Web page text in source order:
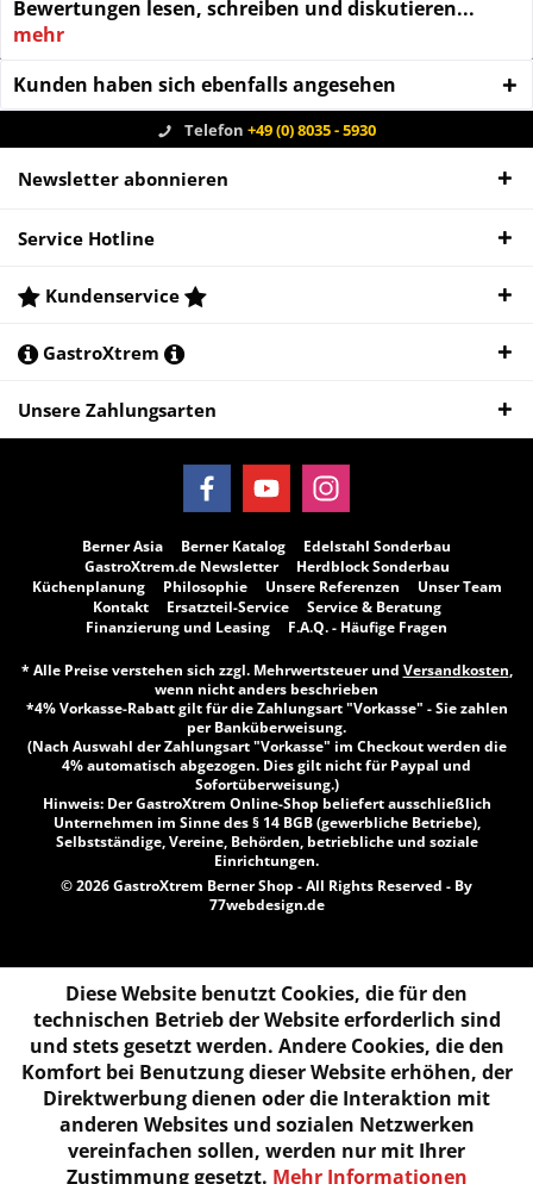
Bewertungen lesen, schreiben und diskutieren...
mehr
Kunden haben sich ebenfalls angesehen
Telefon +49 (0) 8035 - 5930
Newsletter abonnieren
Service Hotline
Kundenservice
GastroXtrem
Unsere Zahlungsarten
Berner Asia Berner Katalog
Edelstahl Sonderbau
GastroXtrem.de Newsletter
Herdblock Sonderbau
Küchenplanung
Philosophie Unsere Referenzen
Unser Team
Kontakt
Ersatzteil-Service
Service & Beratung
Finanzierung und Leasing
F.A.Q. - Häufige Fragen
* Alle Preise verstehen sich zzgl. Mehrwertsteuer und Versandkosten,
wenn nicht anders beschrieben
*4% Vorkasse-Rabatt gilt für die Zahlungsart "Vorkasse" - Sie zahlen
per Banküberweisung.
(Nach Auswahl der Zahlungsart "Vorkasse" im Checkout werden die
4% automatisch abgezogen. Dies gilt nicht für Paypal und
Sofortüberweisung.)
Hinweis: Der GastroXtrem Online-Shop beliefert ausschließlich
Unternehmen im Sinne des § 14 BGB (gewerbliche Betriebe),
Selbstständige, Vereine, Behörden, betriebliche und soziale
Einrichtungen.
© 2026 GastroXtrem Berner Shop - All Rights Reserved - By
77webdesign.de
Diese Website benutzt Cookies, die für den
technischen Betrieb der Website erforderlich sind
und stets gesetzt werden. Andere Cookies, die den
Komfort bei Benutzung dieser Website erhöhen, der
Direktwerbung dienen oder die Interaktion mit
anderen Websites und sozialen Netzwerken
vereinfachen sollen, werden nur mit Ihrer
Zustimmung gesetzt. Mehr Informationen